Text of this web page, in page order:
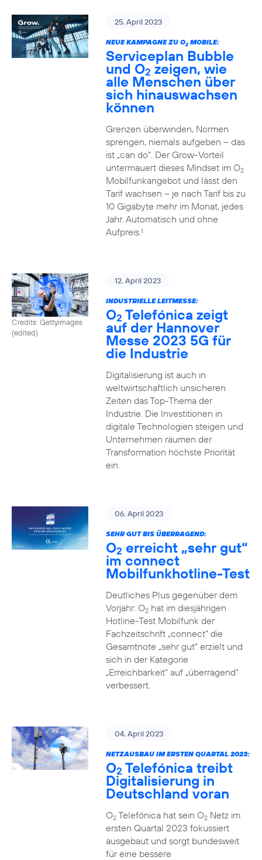
25. April 2023
NEUE KAMPAGNE ZU O2MOBILE:
Serviceplan Bubble
und O2 zeigen, wie
alle Menschen über
sich hinauswachsen
können
Grenzen überwinden, Normen
sprengen, niemals aufgeben – das
ist „can do“. Der Grow-Vorteil
untermauert dieses Mindset im O2
Mobilfunkangebot und lässt den
Tarif wachsen – je nach Tarif bis zu
10 Gigabyte mehr im Monat, jedes
Jahr. Automatisch und ohne
Aufpreis.1
Credits: Gettyimages
(edited)
12. April 2023
INDUSTRIELLE LEITMESSE:
O2 Telefónica zeigt
auf der Hannover
Messe 2023 5G für
die Industrie
Digitalisierung ist auch in
weltwirtschaftlich unsicheren
Zeiten das Top-Thema der
Industrie. Die Investitionen in
digitale Technologien steigen und
Unternehmen räumen der
Transformation höchste Priorität
ein.
06. April 2023
SEHR GUT BIS ÜBERRAGEND:
O2 erreicht „sehr gut“
im connect
Mobilfunkhotline-Test
Deutliches Plus gegenüber dem
Vorjahr: O2hat im diesjährigen
Hotline-Test Mobilfunk der
Fachzeitschrift „connect“ die
Gesamtnote „sehr gut“ erzielt und
sich in der Kategorie
„Erreichbarkeit“ auf „überragend“
verbessert.
04. April 2023
NETZAUSBAU IM ERSTEN QUARTAL 2023:
O2 Telefónica treibt
Digitalisierung in
Deutschland voran
O2Telefónica hat sein O2Netz im
ersten Quartal 2023 fokussiert
ausgebaut und sorgt bundesweit
für eine bessere